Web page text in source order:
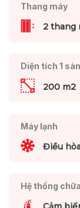
Thang máy
2 thang
Diện tích 1 sàn
200 m2
Máy lạnh
Điều
Hệ thống